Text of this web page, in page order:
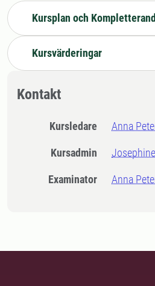
Kursplan och
Kursvärderingar
Kontakt
Kursledare Anna
Kursadmin
Examinator Anna